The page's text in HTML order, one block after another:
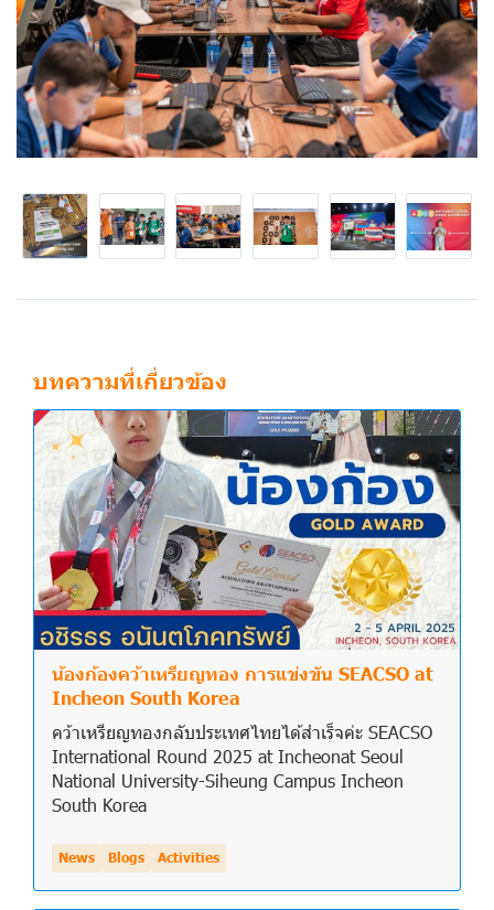
บทความที่เกี่ยวข้อง
น้องก้องคว้าเหรียญทอง การแข่งขัน SEACSO at
Incheon South Korea
คว้าเหรียญทองกลับประเทศไทยได้สำเร็จค่ะ SEACSO
International Round 2025 at Incheonat Seoul
National University-Siheung Campus Incheon
South Korea
News Blogs Activities